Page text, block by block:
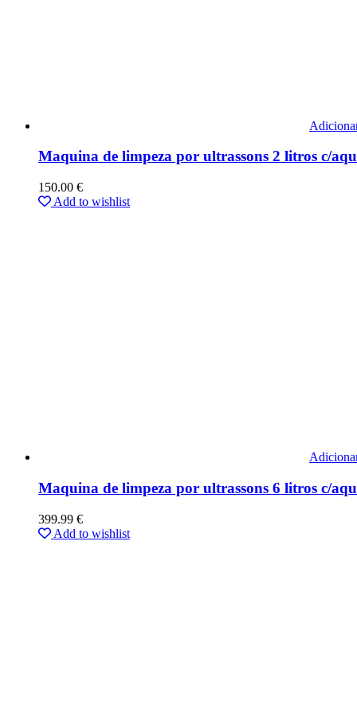
Maquina de limpeza por ultrassons 2 litros c/
150.00 €
Add to wishlist
Maquina de limpeza por ultrassons 6 litros c/
399.99 €
Add to wishlist